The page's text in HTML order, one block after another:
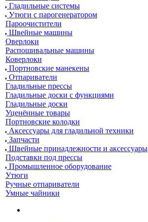
Гладильные системы
Утюги с парогенератором
Пароочистители
Швейные машины
Оверлоки
Распошивальные машины
Коверлоки
Портновские манекены
Отпариватели
Гладильные прессы
Гладильные доски с функциями
Гладильные доски
Уценённые товары
Портновские колодки
Аксессуары для гладильной техники
Запчасти
Швейные принадлежности и аксессуары
Подставки под прессы
Промышленное оборудование
Утюги
Ручные отпариватели
Умные чайники